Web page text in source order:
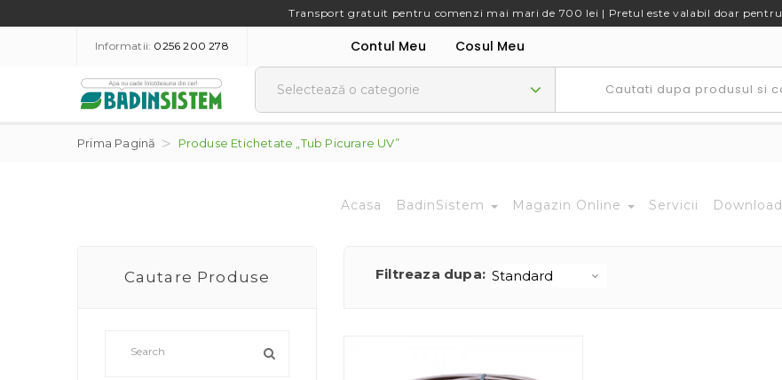
Transport gratuit pentru comenzi mai mari de 700 lei | Pretul este valabil doar pentru
Informatii: 0256 200 278 Contul Meu Cosul Meu
Prima Pagină Produse Etichetate „tub Picurare UV”
Acasa BadinSistem Magazin Online Servicii Download
Cautare Produse Filtreaza dupa: